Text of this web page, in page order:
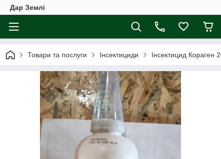
Дар Землі
Товари та послуги Інсектициди Інсектицид Кораген